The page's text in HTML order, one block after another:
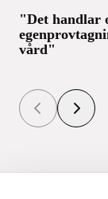
"Det handlar
vård"